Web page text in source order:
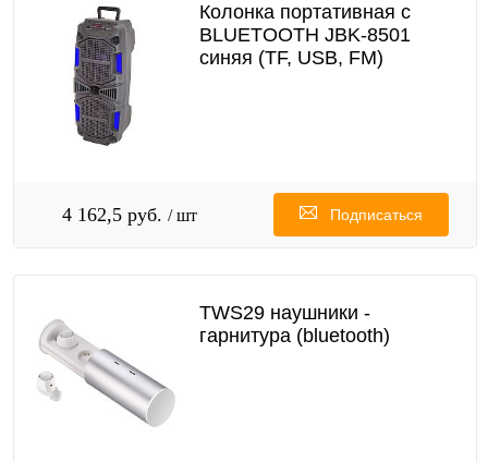
Колонка портативная с
BLUETOOTH JBK-8501
синяя (TF, USB, FM)
4 162,5 руб. / шт Подписаться
TWS29 наушники -
гарнитура (bluetooth)